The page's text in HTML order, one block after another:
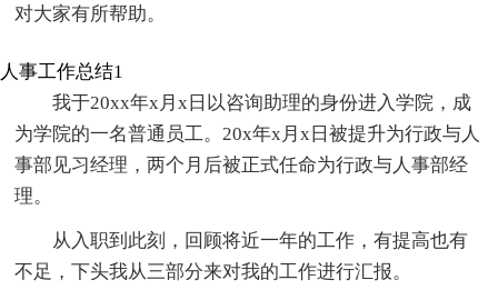
对大家有所帮助。
人事工作总结1
我于20xx年x月x日以咨询助理的身份进入学院，成
为学院的一名普通员工。20x年x月x日被提升为行政与人
事部见习经理，两个月后被正式任命为行政与人事部经
理。
从入职到此刻，回顾将近一年的工作，有提高也有
不足，下头我从三部分来对我的工作进行汇报。